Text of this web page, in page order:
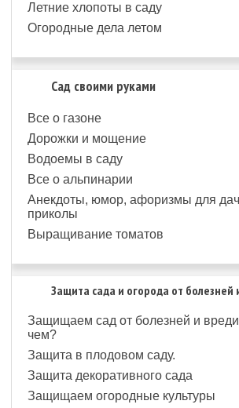
Летние хлопоты в саду
Огородные дела летом
Сад своими руками
Все о газоне
Дорожки и мощение
Водоемы в саду
Все о альпинарии
Анекдоты, юмор, афоризмы для
приколы
Выращивание томатов
Защита сада и огорода от болезней
Защищаем сад от болезней и
чем?
Защита в плодовом саду.
Защита декоративного сада
Защищаем огородные культуры